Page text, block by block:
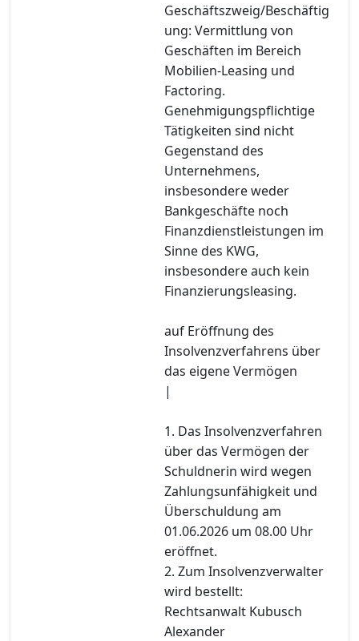
Geschäftszweig/Beschäftig
ung: Vermittlung von
Geschäften im Bereich
Mobilien-Leasing und
Factoring.
Genehmigungspflichtige
Tätigkeiten sind nicht
Gegenstand des
Unternehmens,
insbesondere weder
Bankgeschäfte noch
Finanzdienstleistungen im
Sinne des KWG,
insbesondere auch kein
Finanzierungsleasing.
auf Eröffnung des
Insolvenzverfahrens über
das eigene Vermögen
|
1. Das Insolvenzverfahren
über das Vermögen der
Schuldnerin wird wegen
Zahlungsunfähigkeit und
Überschuldung am
01.06.2026 um 08.00 Uhr
eröffnet.
2. Zum Insolvenzverwalter
wird bestellt:
Rechtsanwalt Kubusch
Alexander